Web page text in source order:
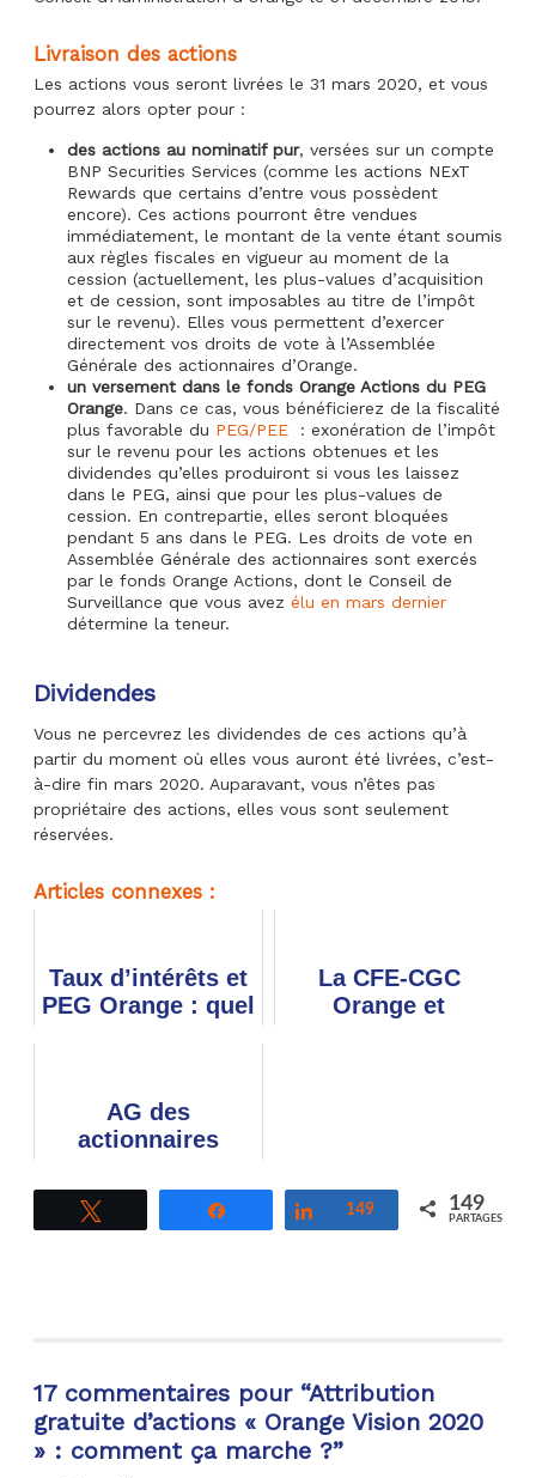
Livraison des actions
Les actions vous seront livrées le 31 mars 2020, et vous
pourrez alors opter pour :
des actions au nominatif pur, versées sur un compte
BNP Securities Services (comme les actions NExT
Rewards que certains d’entre vous possèdent
encore). Ces actions pourront être vendues
immédiatement, le montant de la vente étant soumis
aux règles fiscales en vigueur au moment de la
cession (actuellement, les plus-values d’acquisition
et de cession, sont imposables au titre de l’impôt
sur le revenu). Elles vous permettent d’exercer
directement vos droits de vote à l’Assemblée
Générale des actionnaires d’Orange.
un versement dans le fonds Orange Actions du PEG
Orange. Dans ce cas, vous bénéficierez de la fiscalité
plus favorable du PEG/PEE
: exonération de l’impôt
sur le revenu pour les actions obtenues et les
dividendes qu’elles produiront si vous les laissez
dans le PEG, ainsi que pour les plus-values de
cession. En contrepartie, elles seront bloquées
pendant 5 ans dans le PEG. Les droits de vote en
Assemblée Générale des actionnaires sont exercés
par le fonds Orange Actions, dont le Conseil de
Surveillance que vous avez élu en mars dernier
détermine la teneur.
Dividendes
Vous ne percevrez les dividendes de ces actions qu’à
partir du moment où elles vous auront été livrées, c’est-
à-dire fin mars 2020. Auparavant, vous n’êtes pas
propriétaire des actions, elles vous sont seulement
réservées.
Articles connexes :
Taux d’intérêts et
PEG Orange : quel
La CFE-CGC
Orange et
AG des
actionnaires
participer et
voter… à
Partagez Partagez
149 149
PARTAGES
17 commentaires pour “Attribution
gratuite d’actions « Orange Vision 2020
» : comment ça marche ?”